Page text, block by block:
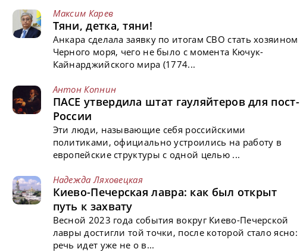
Максим Карев
Тяни, детка, тяни!
Анкара сделала заявку по итогам СВО стать хозяином
Черного моря, чего не было с момента Кючук-
Кайнарджийского мира (1774...
Антон Копнин
ПАСЕ утвердила штат гауляйтеров для пост-
России
Эти люди, называющие себя российскими
политиками, официально устроились на работу в
европейские структуры с одной целью ...
Надежда Ляховецкая
Киево-Печерская лавра: как был открыт
путь к захвату
Весной 2023 года события вокруг Киево-Печерской
лавры достигли той точки, после которой стало ясно:
речь идет уже не о в...